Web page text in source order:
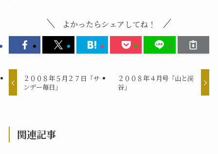
よかったらシェアしてね！
２００８年５月２７日「サ
ンデー毎日」
２００８年４月号「山と渓
谷」
関連記事